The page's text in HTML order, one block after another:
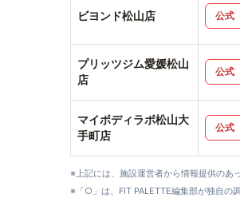
ビヨンド松山店 公式
プリッツジム愛媛松山
店
公式
マイボディラボ松山大
手町店
公式
※上記には、施設運営者から情報提供のあ
※「○」は、FIT PALETTE編集部が独自の